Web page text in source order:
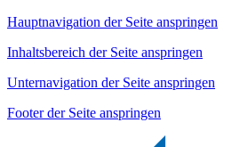
Hauptnavigation der Seite anspringen
Inhaltsbereich der Seite anspringen
Unternavigation der Seite anspringen
Footer der Seite anspringen